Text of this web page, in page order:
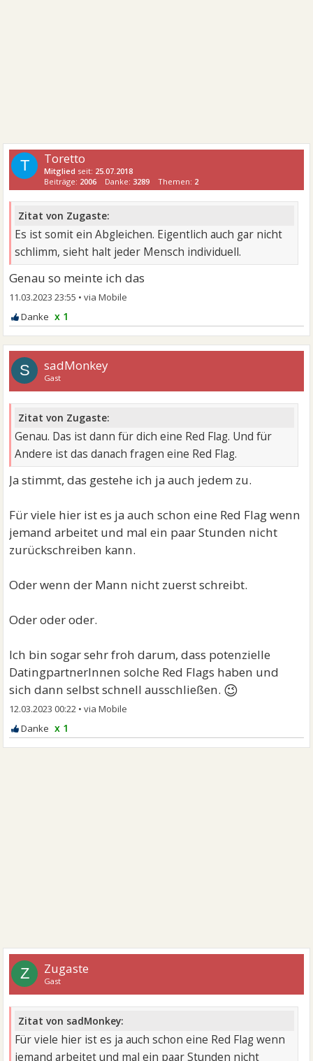
T Toretto
Mitglied seit: 25.07.2018
Beiträge: 2006 Danke: 3289 Themen: 2
Zitat von Zugaste:
Es ist somit ein Abgleichen. Eigentlich auch gar nicht
schlimm, sieht halt jeder Mensch individuell.
Genau so meinte ich das
11.03.2023 23:55 •
x 1
S sadMonkey
Gast
Zitat von Zugaste:
Genau. Das ist dann für dich eine Red Flag. Und für
Andere ist das danach fragen eine Red Flag.
Ja stimmt, das gestehe ich ja auch jedem zu.
Für viele hier ist es ja auch schon eine Red Flag wenn
jemand arbeitet und mal ein paar Stunden nicht
zurückschreiben kann.
Oder wenn der Mann nicht zuerst schreibt.
Oder oder oder.
Ich bin sogar sehr froh darum, dass potenzielle
DatingpartnerInnen solche Red Flags haben und
sich dann selbst schnell ausschließen. 😉
12.03.2023 00:22 •
x 1
Z Zugaste
Gast
Zitat von sadMonkey:
Für viele hier ist es ja auch schon eine Red Flag wenn
jemand arbeitet und mal ein paar Stunden nicht